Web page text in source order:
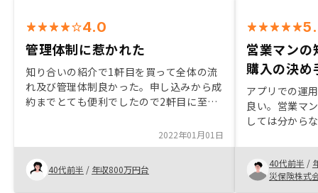
4.0
管理体制に惹かれた
知り合いの紹介で1軒目を買って全体の流
れ及び管理体制良かった。申し込みから成
約までとても便利でしたので2軒目に至り
2022年01月01日
40代前半 / 年収800万円台
営業マンの
購入の決め
アプリでの運
良い。営業マ
しては分から
約時まで寄り
非常に安心。
40代前半 /
災保険株式